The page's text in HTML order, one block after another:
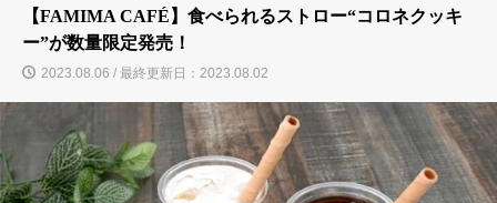
【FAMIMA CAFÉ】食べられるストロー“コロネクッキ
ー”が数量限定発売！
2023.08.06 / 最終更新日：2023.08.02